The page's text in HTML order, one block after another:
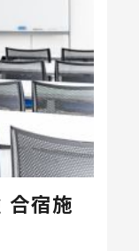
合宿施